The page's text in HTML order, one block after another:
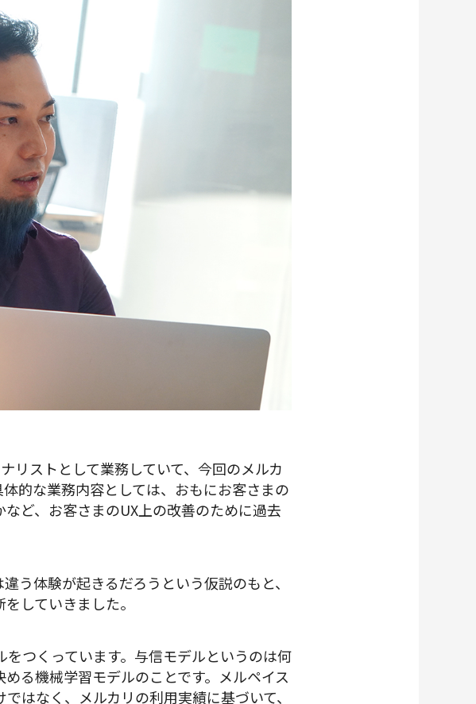
リストとして業務していて、今回のメルカ
的な業務内容としては、おもにお客さまの
ど、お客さまのUX上の改善のために過去
う体験が起きるだろうという仮説のもと、
していきました。
つくっています。与信モデルというのは何
る機械学習モデルのことです。メルペイス
はなく、メルカリの利用実績に基づいて、